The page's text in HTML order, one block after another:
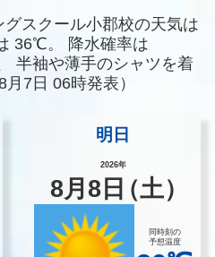
スクール小郡校の天気は
36℃。
降水確率は
半袖や薄手のシャツを着
月7日 06時発表）
明日
2026年
8月8 日（土）
同時刻の
予想温度